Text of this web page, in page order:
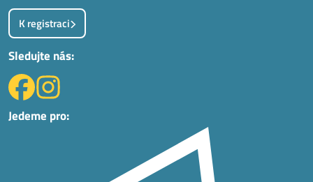
K registraci
Sledujte nás:
Jedeme pro: